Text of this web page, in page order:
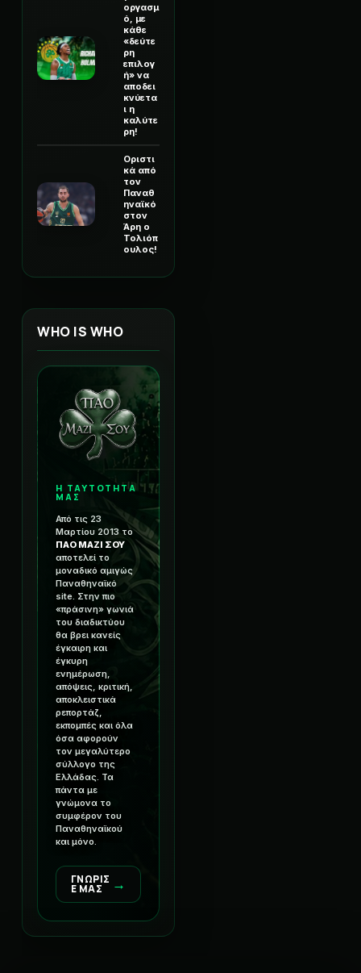
οργασμ
ό, με
κάθε
«δεύτε
ρη
επιλογ
ή» να
αποδει
κνύετα
ι η
καλύτε
ρη!
Οριστι
κά από
τον
Παναθ
ηναϊκό
στον
Άρη ο
Τολιόπ
ουλος!
WHO IS WHO
Η ΤΑΥΤΟΤΗΤΑ
ΜΑΣ
Από τις 23
Μαρτίου 2013 το
ΠΑΟ ΜΑΖΙ ΣΟΥ
αποτελεί το
μοναδικό αμιγώς
Παναθηναϊκό
site. Στην πιο
«πράσινη» γωνιά
του διαδικτύου
θα βρει κανείς
έγκαιρη και
έγκυρη
ενημέρωση,
απόψεις, κριτική,
αποκλειστικά
ρεπορτάζ,
εκπομπές και όλα
όσα αφορούν
τον μεγαλύτερο
σύλλογο της
Ελλάδας. Τα
πάντα με
γνώμονα το
συμφέρον του
Παναθηναϊκού
και μόνο.
ΓΝΩΡΙΣ
Ε ΜΑΣ →